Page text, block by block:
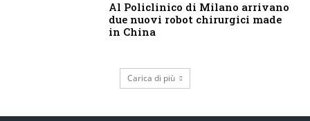
Al Policlinico di Milano arrivano
due nuovi robot chirurgici made
in China
Carica di più